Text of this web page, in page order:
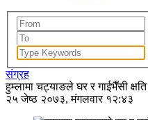
संग्रह
हुम्लामा चट्याङले घर र गाईभैँसी क्षति
२५ जेष्ठ २०७३, मंगलवार १२:४३